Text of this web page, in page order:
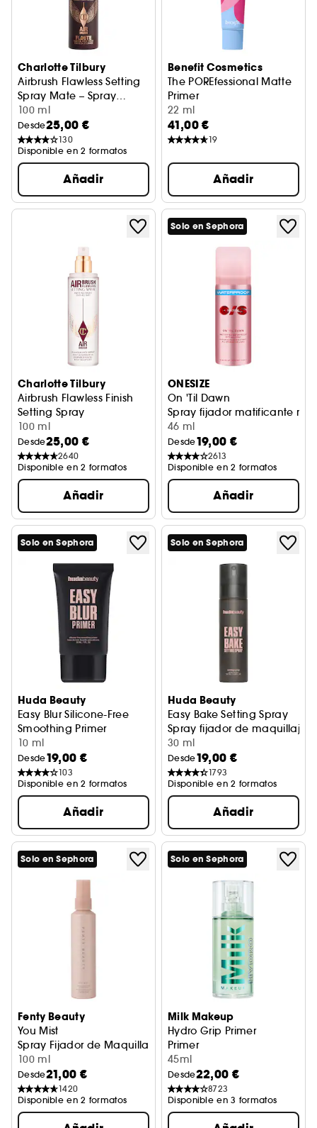
Charlotte Tilbury
Airbrush Flawless Setting
Spray Mate – Spray
fijador matificante
100 ml
Desde25,00 €
130
Disponible en 2 formatos
Añadir
Benefit Cosmetics
The POREfessional Matte
Primer
Primer matificante para
22 ml
41,00 €
19
Añadir
Charlotte Tilbury
Airbrush Flawless Finish
Setting Spray
Espray fijador de maquillaje
100 ml
Desde25,00 €
2640
Disponible en 2 formatos
Añadir
Solo en Sephora
ONESIZE
On 'Til Dawn
Spray fijador matificante
46 ml
Desde19,00 €
2613
Disponible en 2 formatos
Añadir
Solo en Sephora
Huda Beauty
Easy Blur Silicone-Free
Smoothing Primer
Primer alisador sin silicona
10 ml
Desde19,00 €
103
Disponible en 2 formatos
Añadir
Solo en Sephora
Huda Beauty
Easy Bake Setting Spray
Spray fijador de maquillaje
30 ml
Desde19,00 €
1793
Disponible en 2 formatos
Añadir
Solo en Sephora
Fenty Beauty
You Mist
Spray Fijador de Maquillaje
100 ml
Desde21,00 €
1420
Disponible en 2 formatos
Solo en Sephora
Milk Makeup
Hydro Grip Primer
Primer
45ml
Desde22,00 €
8723
Disponible en 3 formatos